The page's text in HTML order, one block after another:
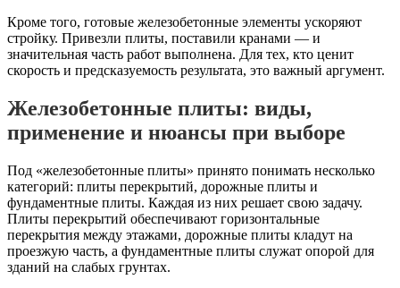
Кроме того, готовые железобетонные элементы ускоряют
стройку. Привезли плиты, поставили кранами — и
значительная часть работ выполнена. Для тех, кто ценит
скорость и предсказуемость результата, это важный аргумент.
Железобетонные плиты: виды,
применение и нюансы при выборе
Под «железобетонные плиты» принято понимать несколько
категорий: плиты перекрытий, дорожные плиты и
фундаментные плиты. Каждая из них решает свою задачу.
Плиты перекрытий обеспечивают горизонтальные
перекрытия между этажами, дорожные плиты кладут на
проезжую часть, а фундаментные плиты служат опорой для
зданий на слабых грунтах.